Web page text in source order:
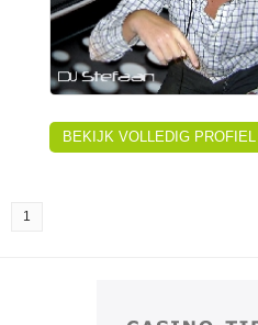
BEKIJK VOLLEDIG PROFIEL
1